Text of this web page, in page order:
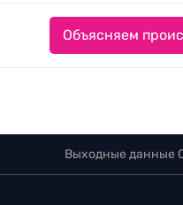
Объясняем
Выходные данные